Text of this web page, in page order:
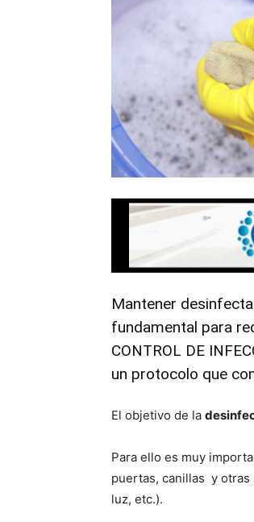
Mantener
fundamental para
CONTROL DE
un protocolo que
El objetivo de la
Para ello es muy
puertas, canillas y otras
luz, etc.).